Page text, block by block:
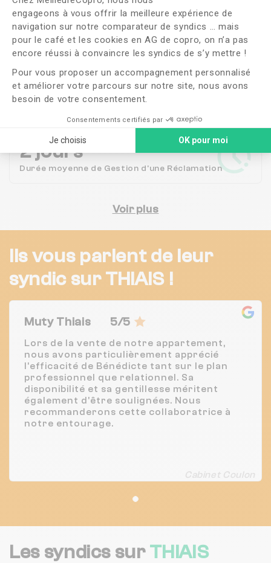
engageons à vous offrir la meilleure expérience de
navigation sur notre comparateur de syndics … mais
pour le café et les cookies en AG de copro, on n’a pas
encore réussi à convaincre les syndics de s’y mettre !
Pour vous proposer un accompagnement personnalisé
et améliorer votre parcours sur notre site, nous avons
besoin de votre consentement.
Consentements certifiés par
Je choisis OK pour moi
Axeptio consent
166
Copropriétés engestion
100%
Satisfaction deshabitants
2 jours
Durée moyenne de Gestion d'une Réclamation
Voir plus
Ils vous parlent de leur
syndic sur THIAIS !
Muty Thiais 5/5
Lors de la vente de notre appartement,
nous avons particulièrement apprécié
l'efficacité de Bénédicte tant sur le plan
professionnel que relationnel. Sa
disponibilité et sa gentillesse méritent
également d'être soulignées. Nous
recommanderons cette collaboratrice à
notre entourage.
Cabinet Coulon
Les syndics surTHIAIS